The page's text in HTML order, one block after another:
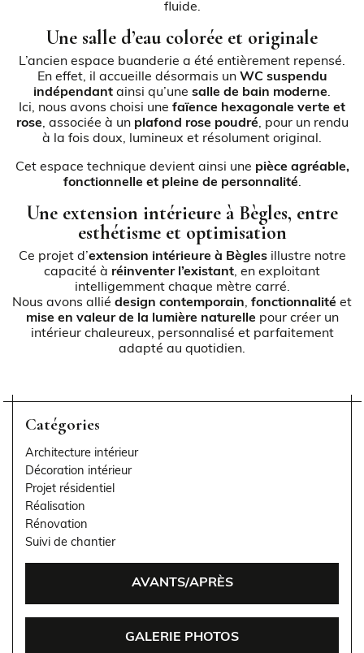
fluide.
Une salle d’eau colorée et originale
L’ancien espace buanderie a été entièrement repensé.
En effet, il accueille désormais un WC suspendu
indépendant ainsi qu’une salle de bain moderne.
Ici, nous avons choisi une faïence hexagonale verte et
rose, associée à un plafond rose poudré, pour un rendu
à la fois doux, lumineux et résolument original.
Cet espace technique devient ainsi une pièce agréable,
fonctionnelle et pleine de personnalité.
Une extension intérieure à Bègles, entre
esthétisme et optimisation
Ce projet d’extension intérieure à Bèglesillustre notre
capacité à réinventer l’existant, en exploitant
intelligemment chaque mètre carré.
Nous avons allié design contemporain, fonctionnalité et
mise en valeur de la lumière naturelle pour créer un
intérieur chaleureux, personnalisé et parfaitement
adapté au quotidien.
Catégories
Architecture intérieur
Décoration intérieur
Projet résidentiel
Réalisation
Rénovation
Suivi de chantier
AVANTS/APRÈS
GALERIE PHOTOS